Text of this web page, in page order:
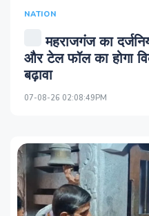
NATION
महराजगंज का
और टेल फॉल का होगा
बढ़ावा
07-08-26 02:08:49PM